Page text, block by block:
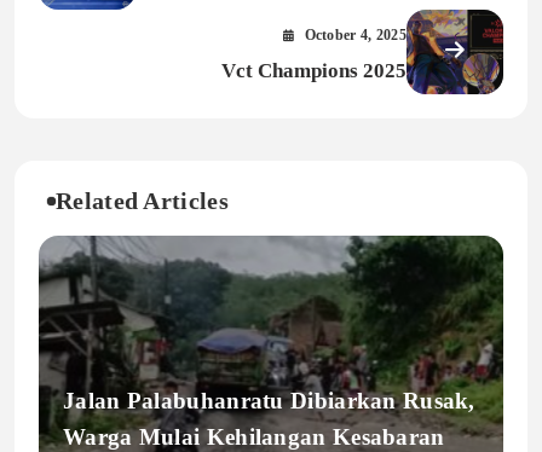
October 4, 2025
Vct Champions 2025
Related Articles
Jalan Palabuhanratu Dibiarkan Rusak,
Warga Mulai Kehilangan Kesabaran